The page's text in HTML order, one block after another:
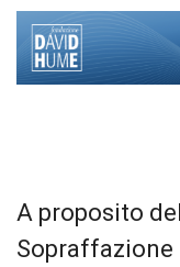
A proposito
Sopraffazione